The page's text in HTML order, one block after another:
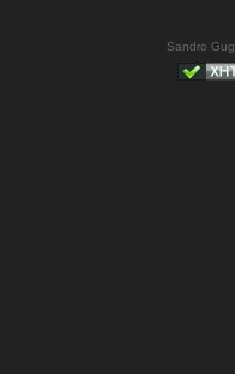
Sandro